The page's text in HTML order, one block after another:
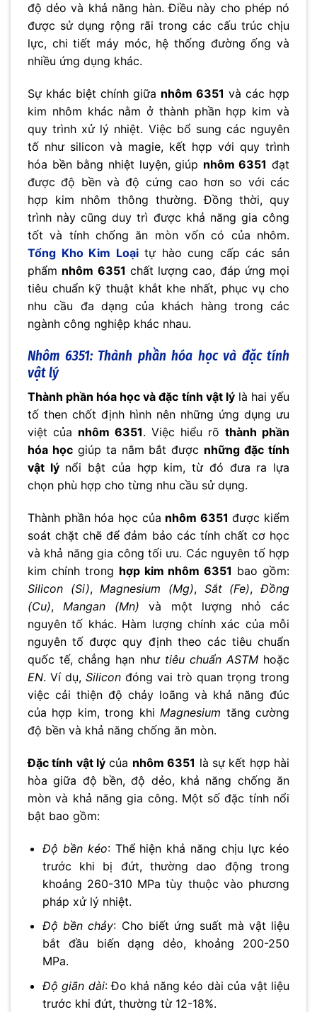
độ dẻo và khả năng hàn. Điều này cho phép nó
được sử dụng rộng rãi trong các cấu trúc chịu
lực, chi tiết máy móc, hệ thống đường ống và
nhiều ứng dụng khác.
Sự khác biệt chính giữa nhôm 6351 và các hợp
kim nhôm khác nằm ở thành phần hợp kim và
quy trình xử lý nhiệt. Việc bổ sung các nguyên
tố như silicon và magie, kết hợp với quy trình
hóa bền bằng nhiệt luyện, giúp nhôm 6351 đạt
được độ bền và độ cứng cao hơn so với các
hợp kim nhôm thông thường. Đồng thời, quy
trình này cũng duy trì được khả năng gia công
tốt và tính chống ăn mòn vốn có của nhôm.
Tổng Kho Kim Loạitự hào cung cấp các sản
phẩm nhôm 6351 chất lượng cao, đáp ứng mọi
tiêu chuẩn kỹ thuật khắt khe nhất, phục vụ cho
nhu cầu đa dạng của khách hàng trong các
ngành công nghiệp khác nhau.
Nhôm 6351: Thành phần hóa học và đặc tính
vật lý
Thành phần hóa học và đặc tính vật lýlà hai yếu
tố then chốt định hình nên những ứng dụng ưu
việt của nhôm 6351. Việc hiểu rõ thành phần
hóa họcgiúp ta nắm bắt được những đặc tính
vật lýnổi bật của hợp kim, từ đó đưa ra lựa
chọn phù hợp cho từng nhu cầu sử dụng.
Thành phần hóa học của nhôm 6351 được kiểm
soát chặt chẽ để đảm bảo các tính chất cơ học
và khả năng gia công tối ưu. Các nguyên tố hợp
kim chính trong hợp kim nhôm 6351 bao gồm:
Silicon (Si),Magnesium (Mg), Sắt (Fe),Đồng
(Cu),Mangan (Mn) và một lượng nhỏ các
nguyên tố khác. Hàm lượng chính xác của mỗi
nguyên tố được quy định theo các tiêu chuẩn
quốc tế, chẳng hạn như tiêu chuẩn ASTMhoặc
EN. Ví dụ, Silicon đóng vai trò quan trọng trong
việc cải thiện độ chảy loãng và khả năng đúc
của hợp kim, trong khiMagnesium tăng cường
độ bền và khả năng chống ăn mòn.
Đặc tính vật lý của nhôm 6351 là sự kết hợp hài
hòa giữa độ bền, độ dẻo, khả năng chống ăn
mòn và khả năng gia công. Một số đặc tính nổi
bật bao gồm:
Độ bền kéo: Thể hiện khả năng chịu lực kéo
trước khi bị đứt, thường dao động trong
khoảng 260-310 MPa tùy thuộc vào phương
pháp xử lý nhiệt.
Độ bền chảy: Cho biết ứng suất mà vật liệu
bắt đầu biến dạng dẻo, khoảng 200-250
MPa.
Độ giãn dài: Đo khả năng kéo dài của vật liệu
trước khi đứt, thường từ 12-18%.